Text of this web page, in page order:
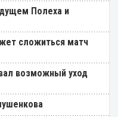
Полеха и
сложиться матч
возможный уход